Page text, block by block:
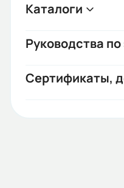
Каталоги
Руководства
Сертификаты,